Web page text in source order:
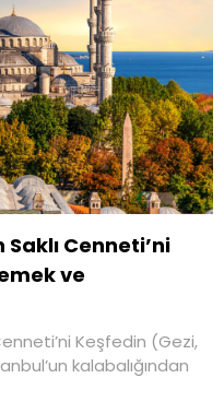
Cenneti’ni
ve
Keşfedin (Gezi,
kalabalığından